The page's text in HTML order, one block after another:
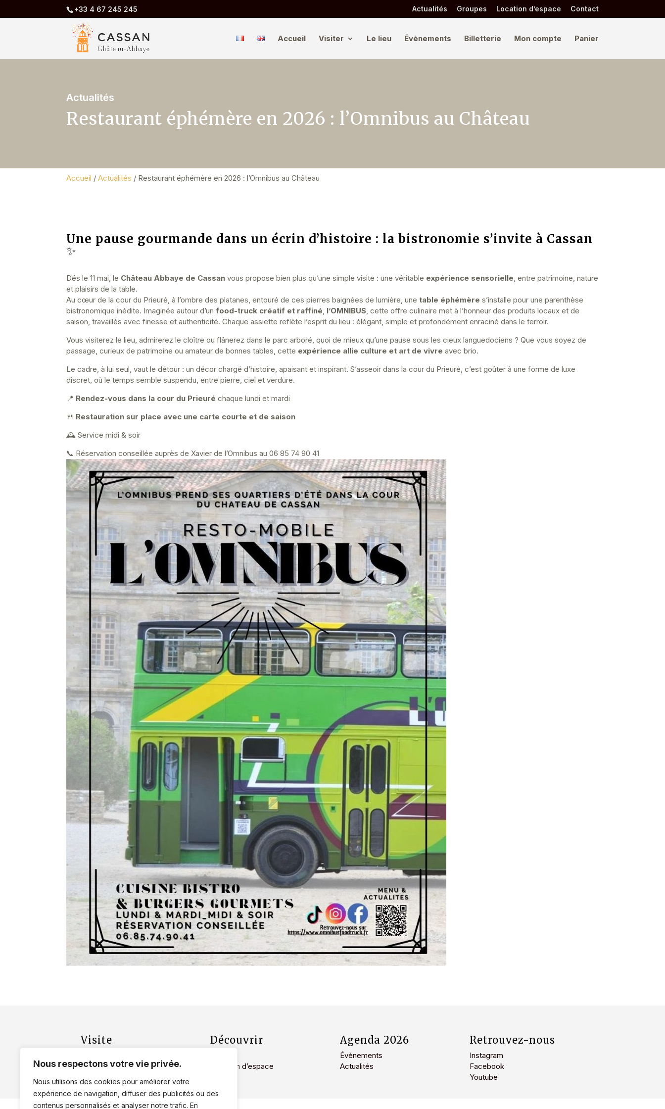
Nous respectons votre vie privée.
Nous utilisons des cookies pour améliorer votre
expérience de navigation, diffuser des publicités ou des
contenus personnalisés et analyser notre trafic. En
+33 4 67 245 245 Actualités Groupes Location d’espace Contact
Accueil Visiter Le lieu Évènements Billetterie Mon compte Panier
Actualités
Restaurant éphémère en 2026 : l’Omnibus au Château
Accueil /Actualités / Restaurant éphémère en 2026 : l’Omnibus au Château
Une pause gourmande dans un écrin d’histoire : la bistronomie s’invite à Cassan
✨
Dés le 11 mai, le Château Abbaye de Cassan vous propose bien plus qu’une simple visite : une véritable expérience sensorielle , entre patrimoine, nature
et plaisirs de la table.
Au cœur de la cour du Prieuré, à l’ombre des platanes, entouré de ces pierres baignées de lumière, une table éphémère s’installe pour une parenthèse
bistronomique inédite. Imaginée autour d’unfood-truck créatif et raffiné l’OMNIBUS , cette offre culinaire met à l’honneur des produits locaux et de
saison, travaillés avec finesse et authenticité. Chaque assiette reflète l’esprit du lieu : élégant, simple et profondément enraciné dans le terroir.
Vous visiterez le lieu, admirerez le cloître ou flânerez dans le parc arboré, quoi de mieux qu’une pause sous les cieux languedociens ? Que vous soyez de
passage, curieux de patrimoine ou amateur de bonnes tables, cette expérience allie culture et art de vivre avec brio.
Le cadre, à lui seul, vaut le détour : un décor chargé d’histoire, apaisant et inspirant. S’asseoir dans la cour du Prieuré, c’est goûter à une forme de luxe
discret, où le temps semble suspendu, entre pierre, ciel et verdure.
📍 Rendez-vous dans la cour du Prieuré chaque lundi et mardi
🍴 Restauration sur place avec une carte courte et de saison
🕰️ Service midi & soir
📞 Réservation conseillée auprès de Xavier de l’Omnibus au 06 85 74 90 41
Visite
Visites guidées de Ronan
Groupes
Découvrir
Location d’espace
Agenda 2026
Évènements
Actualités
Retrouvez-nous
Instagram
Facebook
Youtube